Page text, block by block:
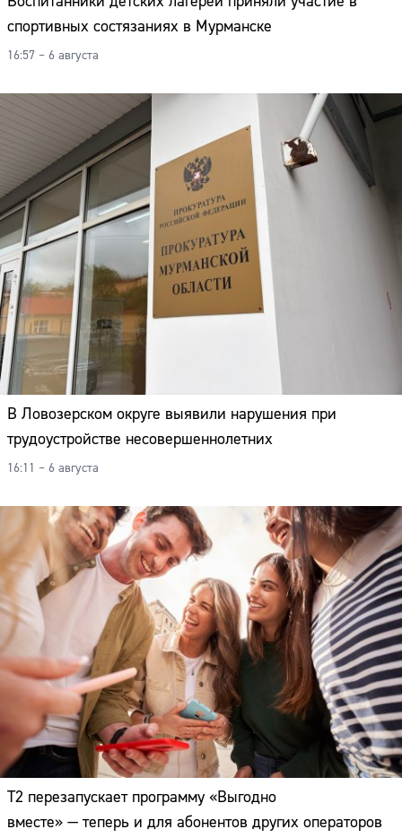
спортивных состязаниях в Мурманске
16:57 – 6 августа
В Ловозерском округе выявили нарушения при
трудоустройстве несовершеннолетних
16:11 – 6 августа
Т2 перезапускает программу «Выгодно
вместе» — теперь и для абонентов других операторов